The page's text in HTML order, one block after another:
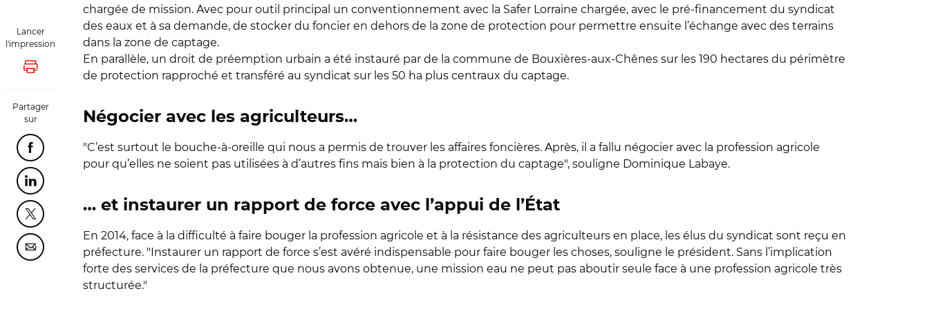
Lancer
l'impression
Lancer l'impression
Partager
sur
Partager cette page sur Facebook
Partager cette page sur Linkedin
Partager cette page sur Twitter
Partager cette page sur Courriel
chargée de mission. Avec pour outil principal un conventionnement avec la Safer Lorraine chargée, avec le pré-financement du syndicat
des eaux et à sa demande, de stocker du foncier en dehors de la zone de protection pour permettre ensuite l’échange avec des terrains
dans la zone de captage.
En parallèle, un droit de préemption urbain a été instauré par de la commune de Bouxières-aux-Chênes sur les 190 hectares du périmètre
de protection rapproché et transféré au syndicat sur les 50 ha plus centraux du captage.
Négocier avec les agriculteurs…
"C’est surtout le bouche-à-oreille qui nous a permis de trouver les affaires foncières. Après, il a fallu négocier avec la profession agricole
pour qu’elles ne soient pas utilisées à d’autres fins mais bien à la protection du captage", souligne Dominique Labaye.
… et instaurer un rapport de force avec l’appui de l’État
En 2014, face à la difficulté à faire bouger la profession agricole et à la résistance des agriculteurs en place, les élus du syndicat sont reçu en
préfecture. "Instaurer un rapport de force s’est avéré indispensable pour faire bouger les choses, souligne le président. Sans l’implication
forte des services de la préfecture que nous avons obtenue, une mission eau ne peut pas aboutir seule face à une profession agricole très
structurée."